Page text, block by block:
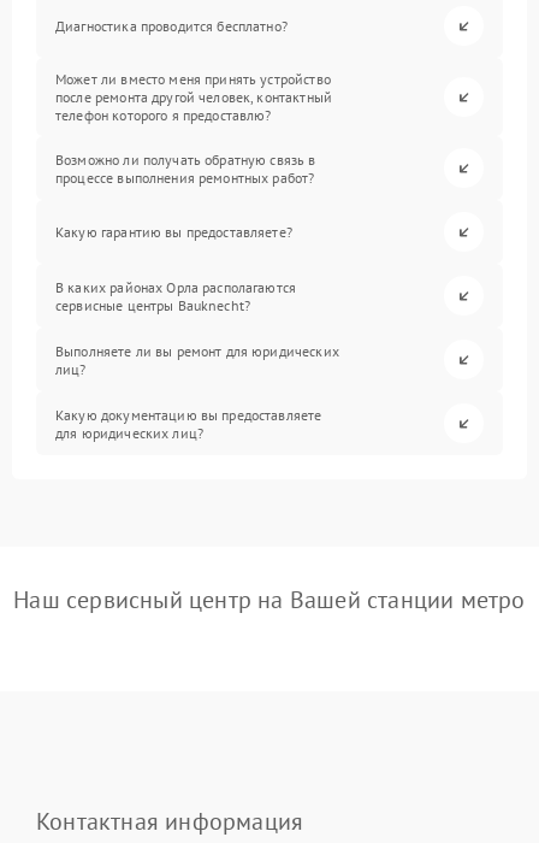
Диагностика проводится бесплатно?
Может ли вместо меня принять устройство
после ремонта другой человек, контактный
телефон которого я предоставлю?
Возможно ли получать обратную связь в
процессе выполнения ремонтных работ?
Какую гарантию вы предоставляете?
В каких районах Орла располагаются
сервисные центры Bauknecht?
Выполняете ли вы ремонт для юридических
лиц?
Какую документацию вы предоставляете
для юридических лиц?
Наш сервисный центр на Вашей станции метро
Контактная информация